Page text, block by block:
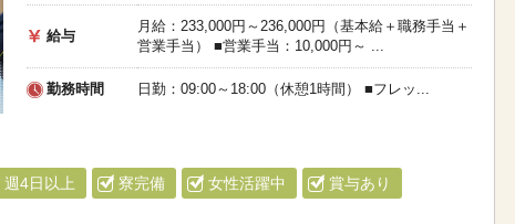
給与
月給：233,000円～236,000円（基本給＋職務手当＋
営業手当） ■営業手当：10,000円～ ...
勤務時間 日勤：09:00～18:00（休憩1時間） ■フレッ...
週4日以上 寮完備 女性活躍中 賞与あり